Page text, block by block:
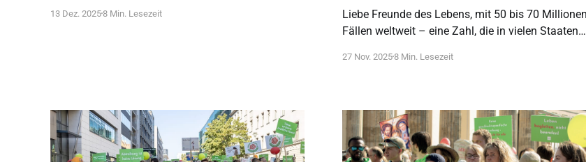
alles, was Sie in diesem Jahr getan und gegeben
13 Dez. 20258 Min. Lesezeit
Liebe Freunde des Lebens, mit 50 bis 70 Millionen
Fällen weltweit – eine Zahl, die in vielen Staaten
deshalb nicht deutlicher einzugrenzen ist – ist
Herz-Kreislauf-, Krebs- oder andere Erkrankungen,
die 2024 insgesamt
27 Nov. 20258 Min. Lesezeit